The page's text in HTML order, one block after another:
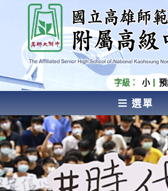
內
容
國立高雄師範大學附屬高級中學
High School of National Kaohsiung
University
字級： 小
選單
AFFILIATED SENIOR HIGH
KAOHSIUNG NORMAL